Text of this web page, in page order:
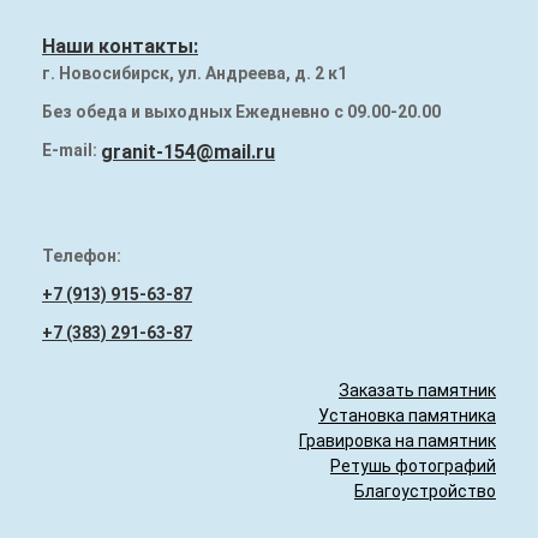
Памятники на могилу
Надгробия (плиты) на могилу
Гранитный бордюр
Наши контакты:
г. Новосибирск, ул. Андреева, д. 2 к1
Без обеда и выходных Ежедневно с 09.00-20.00
E-mail: granit-154@mail.ru
Телефон:
+7 (913) 915-63-87
+7 (383) 291-63-87
Заказать памятник
Установка памятника
Гравировка на памятник
Ретушь фотографий
Благоустройство